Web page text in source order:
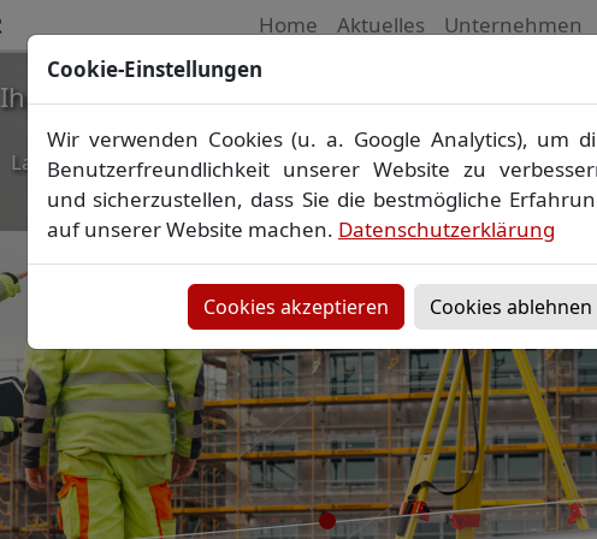
Home Aktuelles Unternehmen
Ihr Vermessungsbüro in Mecklenburg-
Wir vermessen Ihr Grundstück
Lageplan▪Absteckung▪Bauvermessung▪
Grenzfeststellung
▪Amtliche Auskünfte und Auszüge
Cookie-Einstellungen
Wir verwenden Cookies (u. a. Google Analytics), um
Benutzerfreundlichkeit unserer Website zu
und sicherzustellen, dass Sie die bestmögliche
auf unserer Website machen. Datenschutzerklärung
Cookies akzeptieren Cookies ablehnen